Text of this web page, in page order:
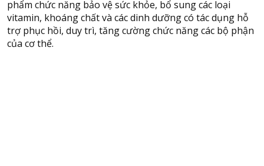
phẩm chức năng bảo vệ sức khỏe, bổ sung các loại
vitamin, khoáng chất và các dinh dưỡng có tác dụng hỗ
trợ phục hồi, duy trì, tăng cường chức năng các bộ phận
của cơ thể.